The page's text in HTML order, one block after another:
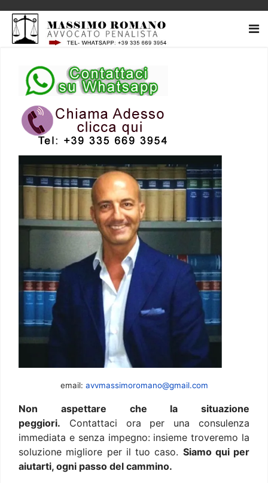
email: avvmassimoromano@gmail.com
Non aspettare che la situazione
peggiori. Contattaci ora per una consulenza
immediata e senza impegno: insieme troveremo la
soluzione migliore per il tuo caso. Siamo qui per
aiutarti, ogni passo del cammino.